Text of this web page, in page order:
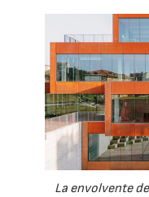
La envolvente